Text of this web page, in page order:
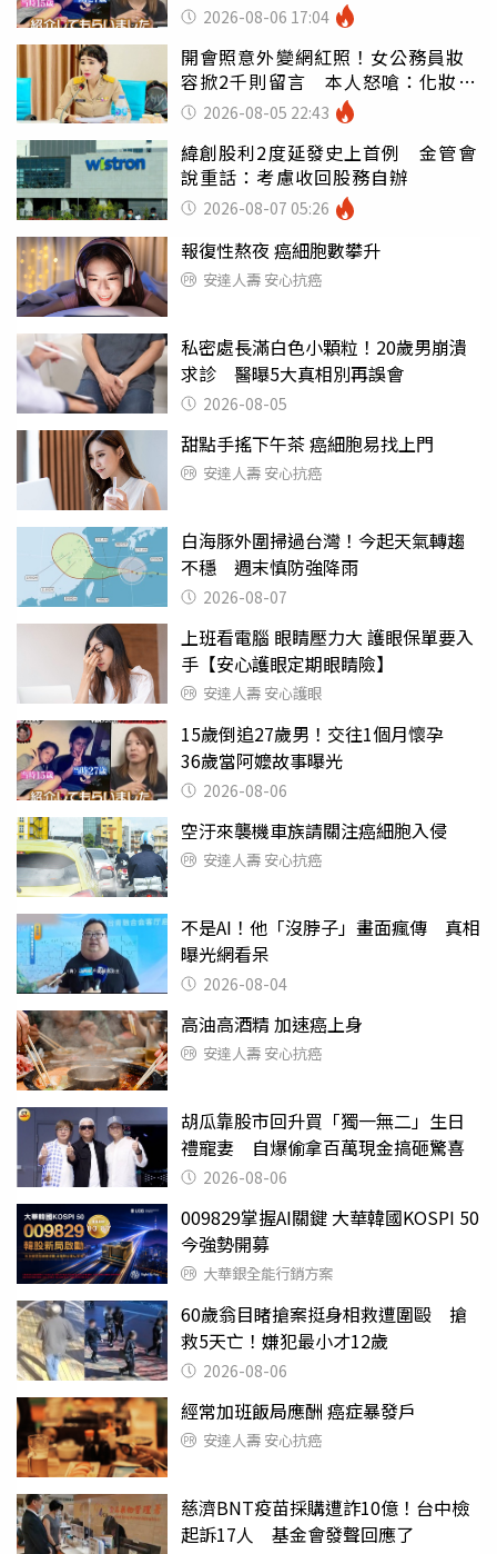
2026-08-06 17:04
開會照意外變網紅照！女公務員妝
容掀2千則留言 本人怒嗆：化妝有
錯嗎2026-08-05 22:43
緯創股利2度延發史上首例 金管會
說重話：考慮收回股務自辦
2026-08-07 05:26
報復性熬夜 癌細胞數攀升
安達人壽 安心抗癌
私密處長滿白色小顆粒！20歲男崩潰
求診 醫曝5大真相別再誤會
2026-08-05
甜點手搖下午茶 癌細胞易找上門
安達人壽 安心抗癌
白海豚外圍掃過台灣！今起天氣轉趨
不穩 週末慎防強降雨
2026-08-07
上班看電腦 眼睛壓力大 護眼保單要入
手【安心護眼定期眼睛險】
安達人壽 安心護眼
15歲倒追27歲男！交往1個月懷孕
36歲當阿嬤故事曝光
2026-08-06
空汙來襲機車族請關注癌細胞入侵
安達人壽 安心抗癌
不是AI！他「沒脖子」畫面瘋傳 真相
曝光網看呆
2026-08-04
高油高酒精 加速癌上身
安達人壽 安心抗癌
胡瓜靠股市回升買「獨一無二」生日
禮寵妻 自爆偷拿百萬現金搞砸驚喜
2026-08-06
009829掌握AI關鍵 大華韓國KOSPI 50
今強勢開募
大華銀全能行銷方案
60歲翁目睹搶案挺身相救遭圍毆 搶
救5天亡！嫌犯最小才12歲
2026-08-06
經常加班飯局應酬 癌症暴發戶
安達人壽 安心抗癌
慈濟BNT疫苗採購遭詐10億！台中檢
起訴17人 基金會發聲回應了